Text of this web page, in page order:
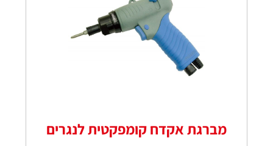
מברגת אקדח קומפקטית לנגרים